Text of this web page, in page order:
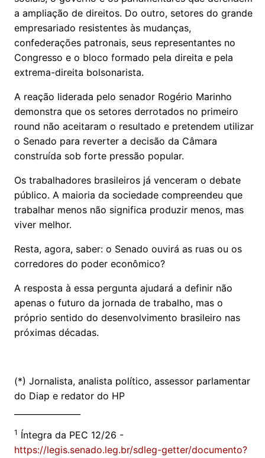
a ampliação de direitos. Do outro, setores do grande
empresariado resistentes às mudanças,
confederações patronais, seus representantes no
Congresso e o bloco formado pela direita e pela
extrema-direita bolsonarista.
A reação liderada pelo senador Rogério Marinho
demonstra que os setores derrotados no primeiro
round não aceitaram o resultado e pretendem utilizar
o Senado para reverter a decisão da Câmara
construída sob forte pressão popular.
Os trabalhadores brasileiros já venceram o debate
público. A maioria da sociedade compreendeu que
trabalhar menos não significa produzir menos, mas
viver melhor.
Resta, agora, saber: o Senado ouvirá as ruas ou os
corredores do poder econômico?
A resposta à essa pergunta ajudará a definir não
apenas o futuro da jornada de trabalho, mas o
próprio sentido do desenvolvimento brasileiro nas
próximas décadas.
(*) Jornalista, analista político, assessor parlamentar
do Diap e redator do HP
1 Íntegra da PEC 12/26 -
https://legis.senado.leg.br/sdleg-getter/documento?